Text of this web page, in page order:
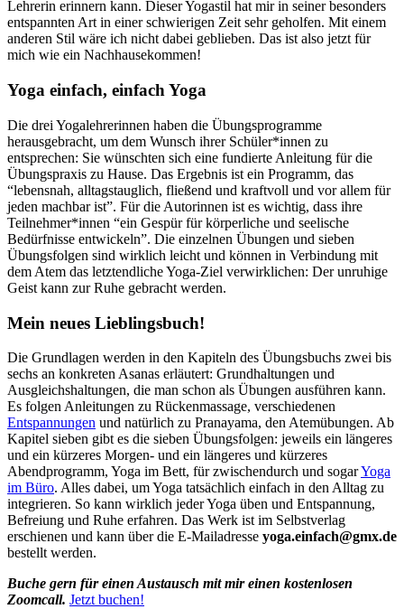
Lehrerin erinnern kann. Dieser Yogastil hat mir in seiner besonders
entspannten Art in einer schwierigen Zeit sehr geholfen. Mit einem
anderen Stil wäre ich nicht dabei geblieben. Das ist also jetzt für
mich wie ein Nachhausekommen!
Yoga einfach, einfach Yoga
Die drei Yogalehrerinnen haben die Übungsprogramme
herausgebracht, um dem Wunsch ihrer Schüler*innen zu
entsprechen: Sie wünschten sich eine fundierte Anleitung für die
Übungspraxis zu Hause. Das Ergebnis ist ein Programm, das
“lebensnah, alltagstauglich, fließend und kraftvoll und vor allem für
jeden machbar ist”. Für die Autorinnen ist es wichtig, dass ihre
Teilnehmer*innen “ein Gespür für körperliche und seelische
Bedürfnisse entwickeln”. Die einzelnen Übungen und sieben
Übungsfolgen sind wirklich leicht und können in Verbindung mit
dem Atem das letztendliche Yoga-Ziel verwirklichen: Der unruhige
Geist kann zur Ruhe gebracht werden.
Mein neues Lieblingsbuch!
Die Grundlagen werden in den Kapiteln des Übungsbuchs zwei bis
sechs an konkreten Asanas erläutert: Grundhaltungen und
Ausgleichshaltungen, die man schon als Übungen ausführen kann.
Es folgen Anleitungen zu Rückenmassage, verschiedenen
Entspannungen und natürlich zu Pranayama, den Atemübungen. Ab
Kapitel sieben gibt es die sieben Übungsfolgen: jeweils ein längeres
und ein kürzeres Morgen- und ein längeres und kürzeres
Abendprogramm, Yoga im Bett, für zwischendurch und sogarYoga
im Büro. Alles dabei, um Yoga tatsächlich einfach in den Alltag zu
integrieren. So kann wirklich jeder Yoga üben und Entspannung,
Befreiung und Ruhe erfahren. Das Werk ist im Selbstverlag
erschienen und kann über die E-Mailadresse yoga.einfach@gmx.de
bestellt werden.
Buche gern für einen Austausch mit mir einen kostenlosen
Zoomcall. Jetzt buchen!